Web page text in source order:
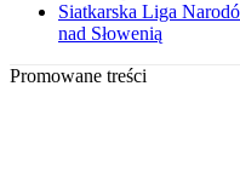
Siatkarska Liga
nad Słowenią
Promowane treści